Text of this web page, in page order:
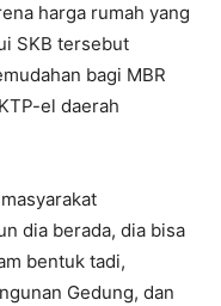
harga rumah yang
SKB tersebut
bagi MBR
el daerah
dia berada, dia bisa
bentuk tadi,
Gedung, dan